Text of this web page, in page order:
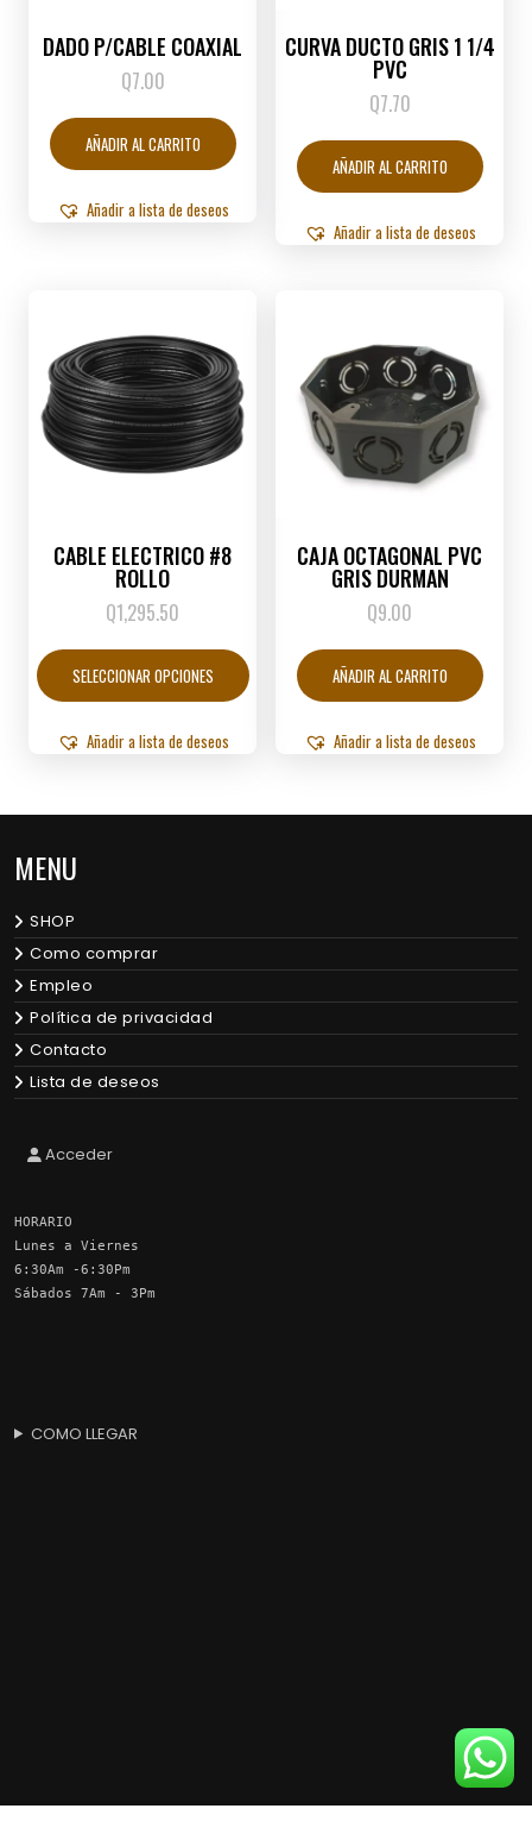
DADO P/CABLE COAXIAL
Q7.00
AÑADIR AL CARRITO
Añadir a lista de deseos
CURVA DUCTO GRIS 1 1/4
PVC
Q7.70
AÑADIR AL CARRITO
Añadir a lista de deseos
CABLE ELECTRICO #8
ROLLO
Q1,295.50
SELECCIONAR OPCIONES
producto
tiene
variantes.
se
producto
Añadir a lista de deseos
CAJA OCTAGONAL PVC
GRIS DURMAN
Q9.00
AÑADIR AL CARRITO
Añadir a lista de deseos
MENU
SHOP
Como comprar
Empleo
Política de privacidad
Contacto
Lista de deseos
Acceder
HORARIO
Lunes a Viernes
6:30Am -6:30Pm
Sábados 7Am - 3Pm
COMO LLEGAR